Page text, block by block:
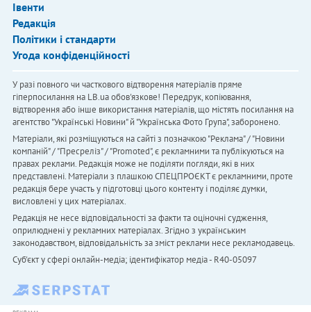
Івенти
Редакція
Політики і стандарти
Угода конфіденційності
У разі повного чи часткового відтворення матеріалів пряме
гіперпосилання на LB.ua обов'язкове! Передрук, копіювання,
відтворення або інше використання матеріалів, що містять посилання на
агентство "Українськi Новини" й "Українська Фото Група", заборонено.
Матеріали, які розміщуються на сайті з позначкою "Реклама" / "Новини
компаній" / "Пресреліз" / "Promoted", є рекламними та публікуються на
правах реклами. Редакція може не поділяти погляди, які в них
представлені. Матеріали з плашкою СПЕЦПРОЄКТ є рекламними, проте
редакція бере участь у підготовці цього контенту і поділяє думки,
висловлені у цих матеріалах.
Редакція не несе відповідальності за факти та оціночні судження,
оприлюднені у рекламних матеріалах. Згідно з українським
законодавством, відповідальність за зміст реклами несе рекламодавець.
Cуб'єкт у сфері онлайн-медіа; ідентифікатор медіа - R40-05097